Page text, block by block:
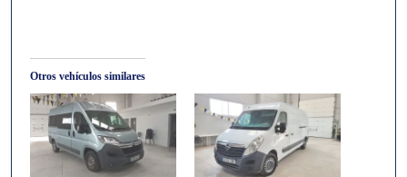
Otros vehículos similares